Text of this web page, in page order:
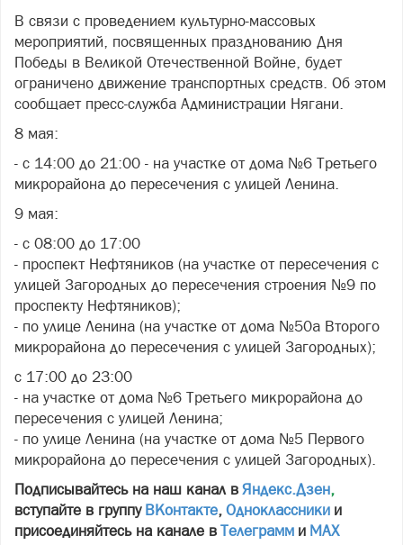
В связи с проведением культурно-массовых
мероприятий, посвященных празднованию Дня
Победы в Великой Отечественной Войне, будет
ограничено движение транспортных средств. Об этом
сообщает пресс-служба Администрации Нягани.
8 мая:
- с 14:00 до 21:00 - на участке от дома №6 Третьего
микрорайона до пересечения с улицей Ленина.
9 мая:
- с 08:00 до 17:00
- проспект Нефтяников (на участке от пересечения с
улицей Загородных до пересечения строения №9 по
проспекту Нефтяников);
- по улице Ленина (на участке от дома №50а Второго
микрорайона до пересечения с улицей Загородных);
с 17:00 до 23:00
- на участке от дома №6 Третьего микрорайона до
пересечения с улицей Ленина;
- по улице Ленина (на участке от дома №5 Первого
микрорайона до пересечения с улицей Загородных).
Подписывайтесь на наш канал в Яндекс.Дзен,
вступайте в группу ВКонтакте, Одноклассники и
присоединяйтесь на канале в Телеграмм и МАХ